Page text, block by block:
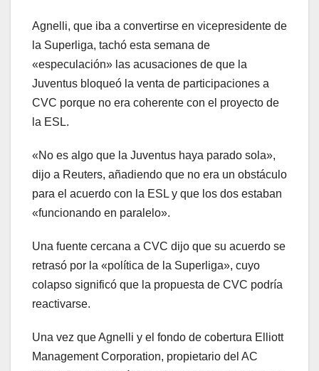
Agnelli, que iba a convertirse en vicepresidente de
la Superliga, tachó esta semana de
«especulación» las acusaciones de que la
Juventus bloqueó la venta de participaciones a
CVC porque no era coherente con el proyecto de
la ESL.
«No es algo que la Juventus haya parado sola»,
dijo a Reuters, añadiendo que no era un obstáculo
para el acuerdo con la ESL y que los dos estaban
«funcionando en paralelo».
Una fuente cercana a CVC dijo que su acuerdo se
retrasó por la «política de la Superliga», cuyo
colapso significó que la propuesta de CVC podría
reactivarse.
Una vez que Agnelli y el fondo de cobertura Elliott
Management Corporation, propietario del AC